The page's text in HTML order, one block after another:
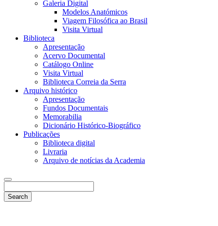
Galeria Digital
Modelos Anatómicos
Viagem Filosófica ao Brasil
Visita Virtual
Biblioteca
Apresentação
Acervo Documental
Catálogo Online
Visita Virtual
Biblioteca Correia da Serra
Arquivo histórico
Apresentação
Fundos Documentais
Memorabilia
Dicionário Histórico-Biográfico
Publicações
Biblioteca digital
Livraria
Arquivo de notícias da Academia